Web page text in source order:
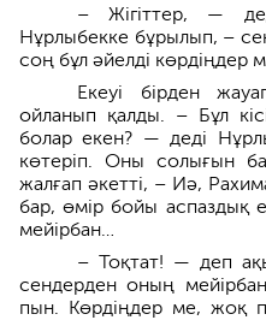
– Жігіттер, —
Нұрлыбекке бұрылып, –
соң бұл әйелді көрдіңдер
Екеуі бірден
ойланып қалды. – Бұл
болар екен? — деді
көтеріп. Оны солығын
жалғап әкетті, – Иә,
бар, өмір бойы аспаздық
мейірбан…
– Тоқтат! — деп
сендерден оның
пын. Көрдіңдер ме, жоқ